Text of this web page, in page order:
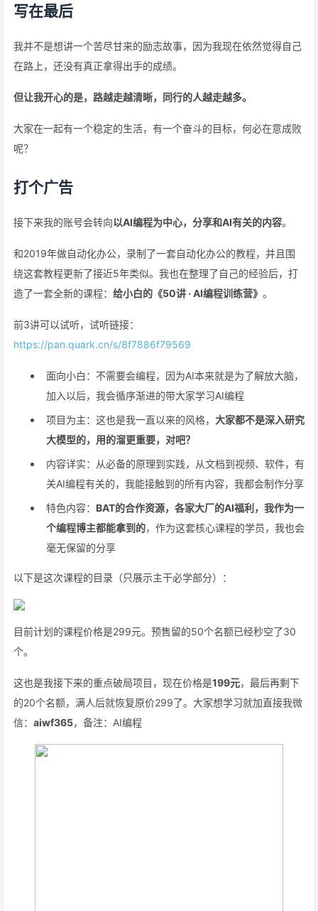
写在最后
我并不是想讲一个苦尽甘来的励志故事，因为我现在依然觉得自己
在路上，还没有真正拿得出手的成绩。
但让我开心的是，路越走越清晰，同行的人越走越多。
大家在一起有一个稳定的生活，有一个奋斗的目标，何必在意成败
呢？
打个广告
接下来我的账号会转向以AI编程为中心，分享和AI有关的内容。
和2019年做自动化办公，录制了一套自动化办公的教程，并且围
绕这套教程更新了接近5年类似。我也在整理了自己的经验后，打
造了一套全新的课程： 给小白的《50讲 · AI编程训练营》 。
前3讲可以试听，试听链接：
https://pan.quark.cn/s/8f7886f79569
面向小白：不需要会编程，因为AI本来就是为了解放大脑，
加入以后，我会循序渐进的带大家学习AI编程
项目为主：这也是我一直以来的风格， 大家都不是深入研究
大模型的，用的溜更重要，对吧？
内容详实：从必备的原理到实践，从文档到视频、软件，有
关AI编程有关的，我能接触到的所有内容，我都会制作分享
特色内容： BAT的合作资源，各家大厂的AI福利，我作为一
个编程博主都能拿到的，作为这套核心课程的学员，我也会
毫无保留的分享
以下是这次课程的目录（只展示主干必学部分）：
目前计划的课程价格是299元。预售留的50个名额已经秒空了30
个。
这也是我接下来的重点破局项目，现在价格是199元，最后再剩下
的20个名额，满人后就恢复原价299了。大家想学习就加直接我微
信： aiwf365，备注：AI编程